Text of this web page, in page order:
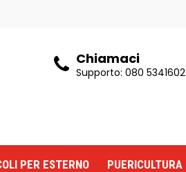
Chiamaci
Supporto:080 5341602
PER ESTERNO PUERICULTURA